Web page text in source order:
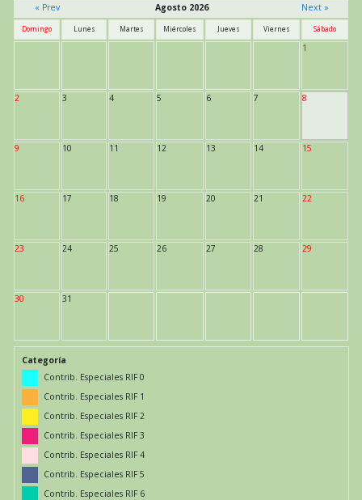
« Prev
Agosto 2026 Next »
Domingo Lunes Martes Miércoles Jueves Viernes Sábado
1
2 3 4 5 6 7 8
9 10 11 12 13 14 15
16 17 18 19 20 21 22
23 24 25 26 27 28 29
30 31
Categoría
Contrib. Especiales RIF 0
Contrib. Especiales RIF 1
Contrib. Especiales RIF 2
Contrib. Especiales RIF 3
Contrib. Especiales RIF 4
Contrib. Especiales RIF 5
Contrib. Especiales RIF 6